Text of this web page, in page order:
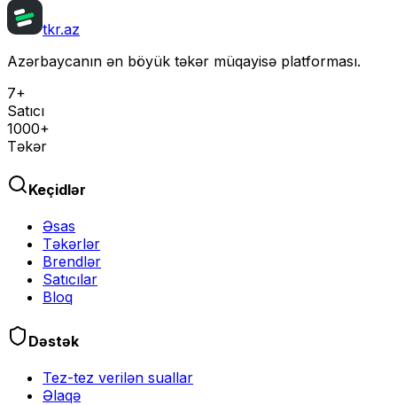
tkr.az
Azərbaycanın ən böyük təkər müqayisə platforması.
7+
Satıcı
1000+
Təkər
Keçidlər
Əsas
Təkərlər
Brendlər
Satıcılar
Bloq
Dəstək
Tez-tez verilən suallar
Əlaqə